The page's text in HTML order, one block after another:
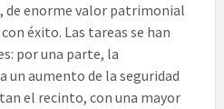
enorme valor patrimonial
éxito. Las tareas se han
por una parte, la
aumento de la seguridad
el recinto, con una mayor